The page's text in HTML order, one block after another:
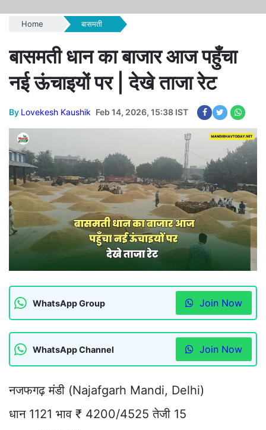
Home बासमती
बासमती धान का बाजार आज पहुँचा
नई ऊंचाइयों पर | देखे ताजा रेट
By Lovekesh Kaushik Feb 14, 2026, 15:38 IST
WhatsApp Group Join Now
WhatsApp Channel Join Now
नजफगढ़ मंडी (Najafgarh Mandi, Delhi)
धान 1121 भाव ₹ 4200/4525 तेजी 15